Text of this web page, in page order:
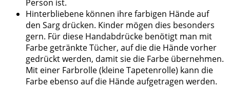
Person ist.
Hinterbliebene können ihre farbigen Hände auf
den Sarg drücken. Kinder mögen dies besonders
gern. Für diese Handabdrücke benötigt man mit
Farbe getränkte Tücher, auf die die Hände vorher
gedrückt werden, damit sie die Farbe übernehmen.
Mit einer Farbrolle (kleine Tapetenrolle) kann die
Farbe ebenso auf die Hände aufgetragen werden.